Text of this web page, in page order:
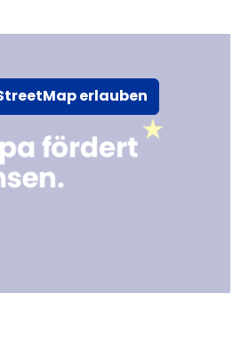
erlauben